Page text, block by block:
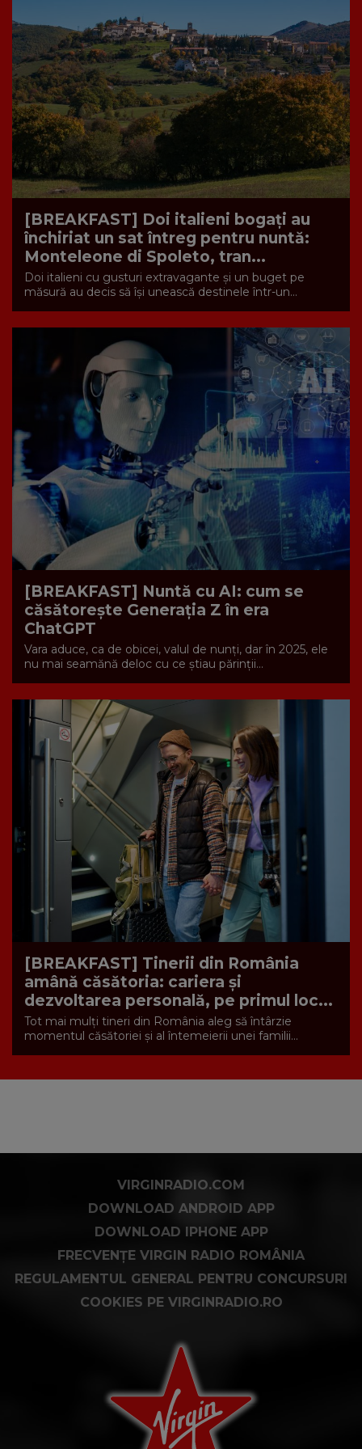
[BREAKFAST] Doi italieni bogați au
închiriat un sat întreg pentru nuntă:
Monteleone di Spoleto, tran...
Doi italieni cu gusturi extravagante și un buget pe
măsură au decis să își unească destinele într-un...
[BREAKFAST] Nuntă cu AI: cum se
căsătorește Generația Z în era
ChatGPT
Vara aduce, ca de obicei, valul de nunți, dar în 2025, ele
nu mai seamănă deloc cu ce știau părinții...
[BREAKFAST] Tinerii din România
amână căsătoria: cariera și
dezvoltarea personală, pe primul loc...
Tot mai mulți tineri din România aleg să întârzie
momentul căsătoriei și al întemeierii unei familii...
VIRGINRADIO.COM
DOWNLOAD ANDROID APP
DOWNLOAD IPHONE APP
FRECVENȚE VIRGIN RADIO ROMÂNIA
REGULAMENTUL GENERAL PENTRU CONCURSURI
COOKIES PE VIRGINRADIO.RO